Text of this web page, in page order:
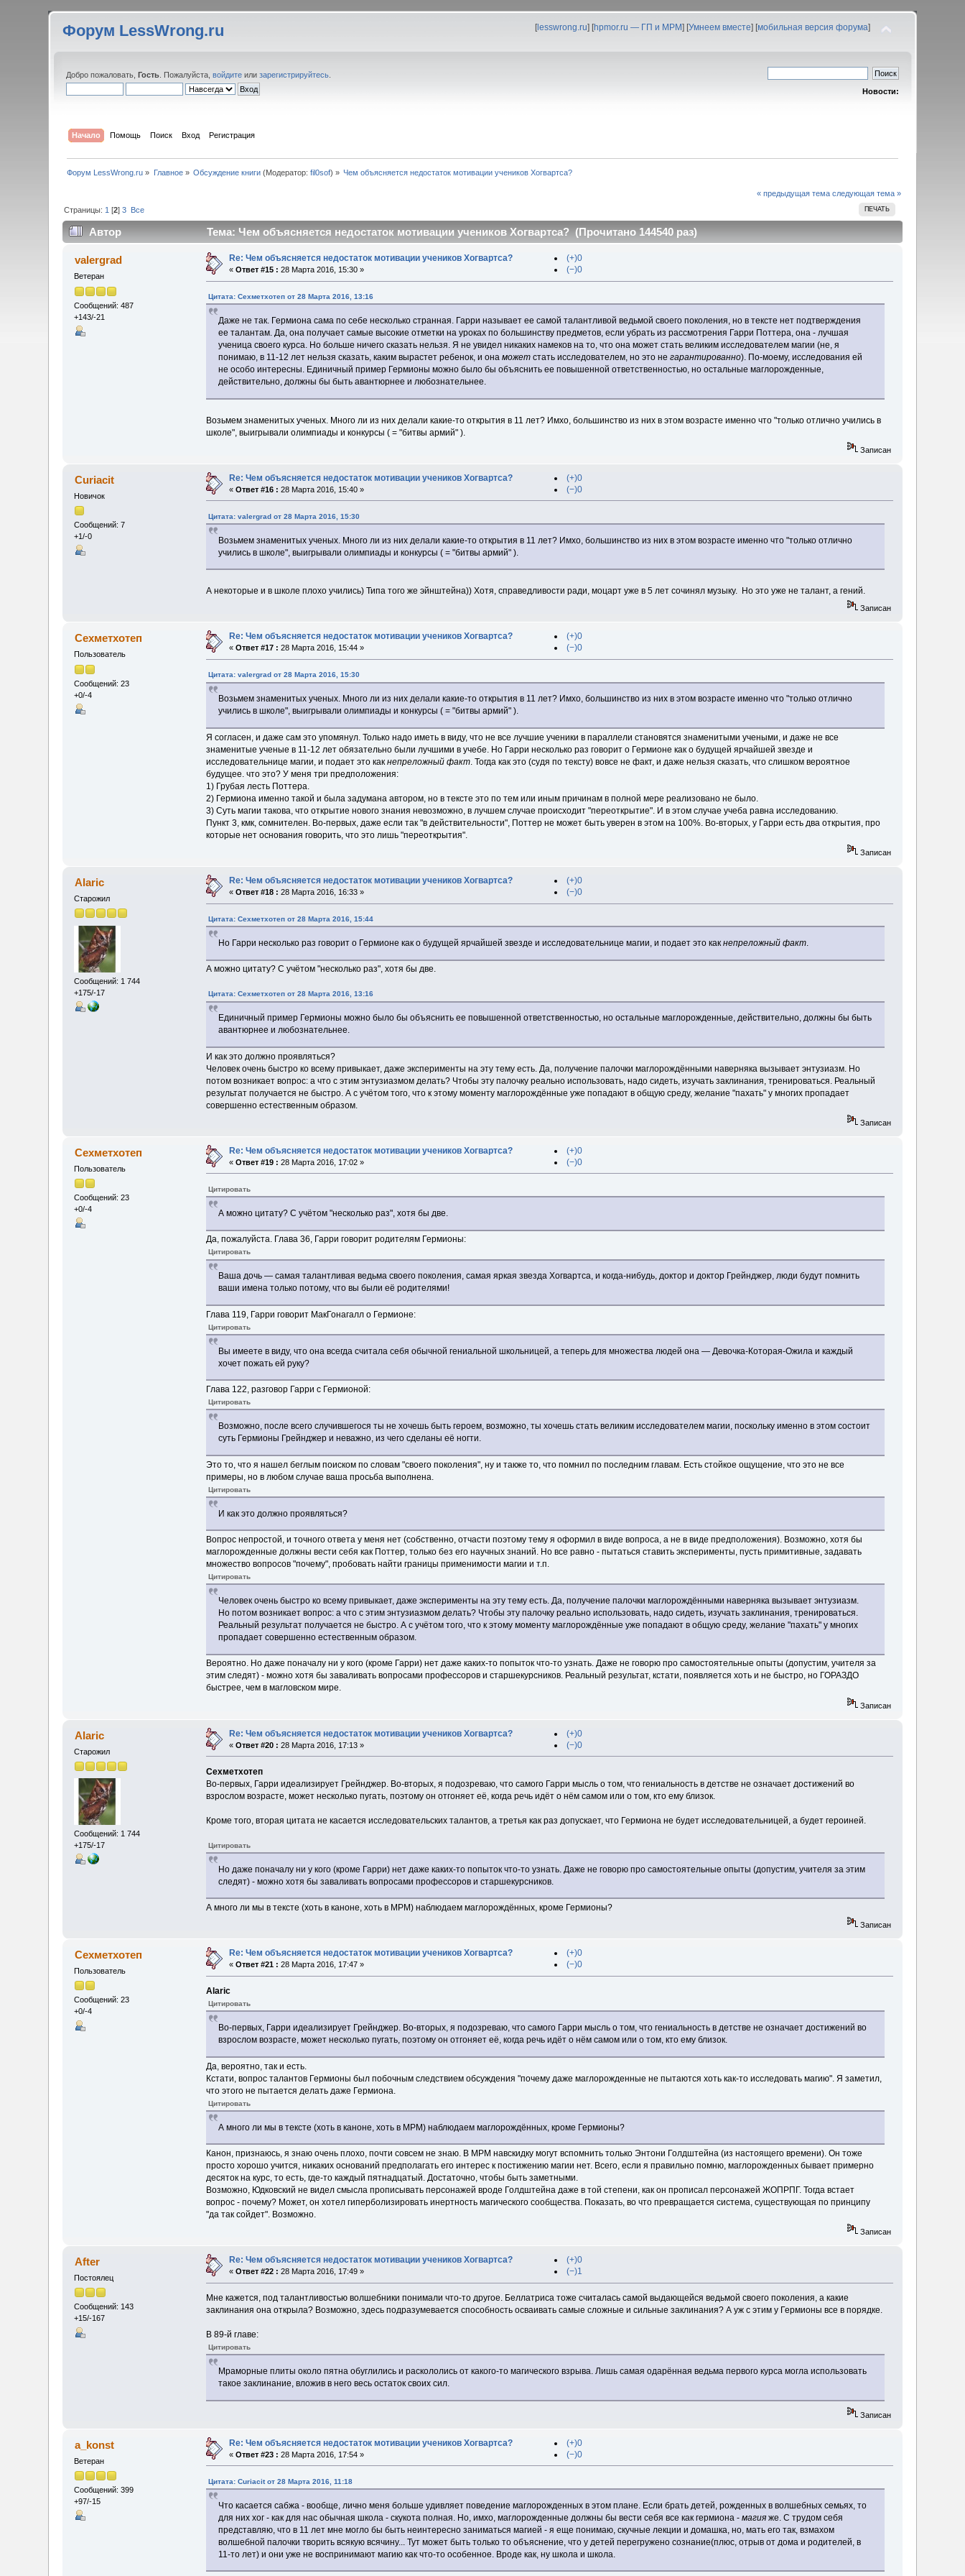
Форум LessWrong.ru [lesswrong.ru] [hpmor.ru — ГП и МРМ] [Умнеем вместе] [мобильная версия форума]
Добро пожаловать,Гость . Пожалуйста,войдите илизарегистрируйтесь
Новости:
Начало Помощь Поиск Вход Регистрация
Форум LessWrong.ru » Главное» Обсуждение книги (Модератор:fil0sof) » Чем объясняется недостаток мотивации учеников Хогвартса?
« предыдущая тема следующая тема »
ПЕЧАТЬ
Страницы: 1 [2]3 Все
Автор Тема: Чем объясняется недостаток мотивации учеников Хогвартса? (Прочитано 144540 раз)
valergrad
Ветеран
Сообщений: 487
+143/-21
Re: Чем объясняется недостаток мотивации учеников Хогвартса?
«Ответ #15 : 28 Марта 2016, 15:30 »
(+)0
(−)0
Цитата: Сехметхотеп от 28 Марта 2016, 13:16
Даже не так. Гермиона сама по себе несколько странная. Гарри называет ее самой талантливой ведьмой своего поколения, но в тексте нет подтверждения
ее талантам. Да, она получает самые высокие отметки на уроках по большинству предметов, если убрать из рассмотрения Гарри Поттера, она - лучшая
ученица своего курса. Но больше ничего сказать нельзя. Я не увидел никаких намеков на то, что она может стать великим исследователем магии (не, я
понимаю, в 11-12 лет нельзя сказать, каким вырастет ребенок, и онаможет стать исследователем, но это негарантированно). По-моему, исследования ей
не особо интересны. Единичный пример Гермионы можно было бы объяснить ее повышенной ответственностью, но остальные маглорожденные,
действительно, должны бы быть авантюрнее и любознательнее.
Возьмем знаменитых ученых. Много ли из них делали какие-то открытия в 11 лет? Имхо, большинство из них в этом возрасте именно что "только отлично учились в
школе", выигрывали олимпиады и конкурсы ( = "битвы армий" ).
Записан
Curiacit
Новичок
Сообщений: 7
+1/-0
Re: Чем объясняется недостаток мотивации учеников Хогвартса?
«Ответ #16 : 28 Марта 2016, 15:40 »
(+)0
(−)0
Цитата: valergrad от 28 Марта 2016, 15:30
Возьмем знаменитых ученых. Много ли из них делали какие-то открытия в 11 лет? Имхо, большинство из них в этом возрасте именно что "только отлично
учились в школе", выигрывали олимпиады и конкурсы ( = "битвы армий" ).
А некоторые и в школе плохо учились) Типа того же эйнштейна)) Хотя, справедливости ради, моцарт уже в 5 лет сочинял музыку. Но это уже не талант, а гений.
Записан
Сехметхотеп
Пользователь
Сообщений: 23
+0/-4
Re: Чем объясняется недостаток мотивации учеников Хогвартса?
«Ответ #17 : 28 Марта 2016, 15:44 »
(+)0
(−)0
Цитата: valergrad от 28 Марта 2016, 15:30
Возьмем знаменитых ученых. Много ли из них делали какие-то открытия в 11 лет? Имхо, большинство из них в этом возрасте именно что "только отлично
учились в школе", выигрывали олимпиады и конкурсы ( = "битвы армий" ).
Я согласен, и даже сам это упомянул. Только надо иметь в виду, что не все лучшие ученики в параллели становятся знаменитыми учеными, и даже не все
знаменитые ученые в 11-12 лет обязательно были лучшими в учебе. Но Гарри несколько раз говорит о Гермионе как о будущей ярчайшей звезде и
исследовательнице магии, и подает это как непреложный факт. Тогда как это (судя по тексту) вовсе не факт, и даже нельзя сказать, что слишком вероятное
будущее. что это? У меня три предположения:
1) Грубая лесть Поттера.
2) Гермиона именно такой и была задумана автором, но в тексте это по тем или иным причинам в полной мере реализовано не было.
3) Суть магии такова, что открытие нового знания невозможно, в лучшем случае происходит "переоткрытие". И в этом случае учеба равна исследованию.
Пункт 3, кмк, сомнителен. Во-первых, даже если так "в действительности", Поттер не может быть уверен в этом на 100%. Во-вторых, у Гарри есть два открытия, про
которые нет основания говорить, что это лишь "переоткрытия".
Записан
Alaric
Старожил
Сообщений: 1 744
+175/-17
Re: Чем объясняется недостаток мотивации учеников Хогвартса?
«Ответ #18 : 28 Марта 2016, 16:33 »
(+)0
(−)0
Цитата: Сехметхотеп от 28 Марта 2016, 15:44
Но Гарри несколько раз говорит о Гермионе как о будущей ярчайшей звезде и исследовательнице магии, и подает это какнепреложный факт.
А можно цитату? С учётом "несколько раз", хотя бы две.
Цитата: Сехметхотеп от 28 Марта 2016, 13:16
Единичный пример Гермионы можно было бы объяснить ее повышенной ответственностью, но остальные маглорожденные, действительно, должны бы быть
авантюрнее и любознательнее.
И как это должно проявляться?
Человек очень быстро ко всему привыкает, даже эксперименты на эту тему есть. Да, получение палочки маглорождёнными наверняка вызывает энтузиазм. Но
потом возникает вопрос: а что с этим энтузиазмом делать? Чтобы эту палочку реально использовать, надо сидеть, изучать заклинания, тренироваться. Реальный
результат получается не быстро. А с учётом того, что к этому моменту маглорождённые уже попадают в общую среду, желание "пахать" у многих пропадает
совершенно естественным образом.
Записан
Сехметхотеп
Пользователь
Сообщений: 23
+0/-4
Re: Чем объясняется недостаток мотивации учеников Хогвартса?
«Ответ #19 : 28 Марта 2016, 17:02 »
(+)0
(−)0
Цитировать
А можно цитату? С учётом "несколько раз", хотя бы две.
Да, пожалуйста. Глава 36, Гарри говорит родителям Гермионы:
Цитировать
Ваша дочь — самая талантливая ведьма своего поколения, самая яркая звезда Хогвартса, и когда-нибудь, доктор и доктор Грейнджер, люди будут помнить
ваши имена только потому, что вы были её родителями!
Глава 119, Гарри говорит МакГонагалл о Гермионе:
Цитировать
Вы имеете в виду, что она всегда считала себя обычной гениальной школьницей, а теперь для множества людей она — Девочка-Которая-Ожила и каждый
хочет пожать ей руку?
Глава 122, разговор Гарри с Гермионой:
Цитировать
Возможно, после всего случившегося ты не хочешь быть героем, возможно, ты хочешь стать великим исследователем магии, поскольку именно в этом состоит
суть Гермионы Грейнджер и неважно, из чего сделаны её ногти.
Это то, что я нашел беглым поиском по словам "своего поколения", ну и также то, что помнил по последним главам. Есть стойкое ощущение, что это не все
примеры, но в любом случае ваша просьба выполнена.
Цитировать
И как это должно проявляться?
Вопрос непростой, и точного ответа у меня нет (собственно, отчасти поэтому тему я оформил в виде вопроса, а не в виде предположения). Возможно, хотя бы
маглорожденные должны вести себя как Поттер, только без его научных знаний. Но все равно - пытаться ставить эксперименты, пусть примитивные, задавать
множество вопросов "почему", пробовать найти границы применимости магии и т.п.
Цитировать
Человек очень быстро ко всему привыкает, даже эксперименты на эту тему есть. Да, получение палочки маглорождёнными наверняка вызывает энтузиазм.
Но потом возникает вопрос: а что с этим энтузиазмом делать? Чтобы эту палочку реально использовать, надо сидеть, изучать заклинания, тренироваться.
Реальный результат получается не быстро. А с учётом того, что к этому моменту маглорождённые уже попадают в общую среду, желание "пахать" у многих
пропадает совершенно естественным образом.
Вероятно. Но даже поначалу ни у кого (кроме Гарри) нет даже каких-то попыток что-то узнать. Даже не говорю про самостоятельные опыты (допустим, учителя за
этим следят) - можно хотя бы заваливать вопросами профессоров и старшекурсников. Реальный результат, кстати, появляется хоть и не быстро, но ГОРАЗДО
быстрее, чем в магловском мире.
Записан
Alaric
Старожил
Сообщений: 1 744
+175/-17
Re: Чем объясняется недостаток мотивации учеников Хогвартса?
«Ответ #20 : 28 Марта 2016, 17:13 »
(+)0
(−)0
Сехметхотеп
Во-первых, Гарри идеализирует Грейнджер. Во-вторых, я подозреваю, что самого Гарри мысль о том, что гениальность в детстве не означает достижений во
взрослом возрасте, может несколько пугать, поэтому он отгоняет её, когда речь идёт о нём самом или о том, кто ему близок.
Кроме того, вторая цитата не касается исследовательских талантов, а третья как раз допускает, что Гермиона не будет исследовательницей, а будет героиней.
Цитировать
Но даже поначалу ни у кого (кроме Гарри) нет даже каких-то попыток что-то узнать. Даже не говорю про самостоятельные опыты (допустим, учителя за этим
следят) - можно хотя бы заваливать вопросами профессоров и старшекурсников.
А много ли мы в тексте (хоть в каноне, хоть в МРМ) наблюдаем маглорождённых, кроме Гермионы?
Записан
Сехметхотеп
Пользователь
Сообщений: 23
+0/-4
Re: Чем объясняется недостаток мотивации учеников Хогвартса?
«Ответ #21 : 28 Марта 2016, 17:47 »
(+)0
(−)0
Alaric
Цитировать
Во-первых, Гарри идеализирует Грейнджер. Во-вторых, я подозреваю, что самого Гарри мысль о том, что гениальность в детстве не означает достижений во
взрослом возрасте, может несколько пугать, поэтому он отгоняет её, когда речь идёт о нём самом или о том, кто ему близок.
Да, вероятно, так и есть.
Кстати, вопрос талантов Гермионы был побочным следствием обсуждения "почему даже маглорожденные не пытаются хоть как-то исследовать магию". Я заметил,
что этого не пытается делать даже Гермиона.
Цитировать
А много ли мы в тексте (хоть в каноне, хоть в МРМ) наблюдаем маглорождённых, кроме Гермионы?
Канон, признаюсь, я знаю очень плохо, почти совсем не знаю. В МРМ навскидку могут вспомнить только Энтони Голдштейна (из настоящего времени). Он тоже
просто хорошо учится, никаких оснований предполагать его интерес к постижению магии нет. Всего, если я правильно помню, маглорожденных бывает примерно
десяток на курс, то есть, где-то каждый пятнадцатый. Достаточно, чтобы быть заметными.
Возможно, Юдковский не видел смысла прописывать персонажей вроде Голдштейна даже в той степени, как он прописал персонажей ЖОПРПГ. Тогда встает
вопрос - почему? Может, он хотел гиперболизировать инертность магического сообщества. Показать, во что превращается система, существующая по принципу
"да так сойдет". Возможно.
Записан
After
Постоялец
Сообщений: 143
+15/-167
Re: Чем объясняется недостаток мотивации учеников Хогвартса?
«Ответ #22 : 28 Марта 2016, 17:49 »
(+)0
(−)1
Мне кажется, под талантливостью волшебники понимали что-то другое. Беллатриса тоже считалась самой выдающейся ведьмой своего поколения, а какие
заклинания она открыла? Возможно, здесь подразумевается способность осваивать самые сложные и сильные заклинания? А уж с этим у Гермионы все в порядке.
В 89-й главе:
Цитировать
Мраморные плиты около пятна обуглились и раскололись от какого-то магического взрыва. Лишь самая одарённая ведьма первого курса могла использовать
такое заклинание, вложив в него весь остаток своих сил.
Записан
a_konst
Ветеран
Сообщений: 399
+97/-15
Re: Чем объясняется недостаток мотивации учеников Хогвартса?
«Ответ #23 : 28 Марта 2016, 17:54 »
(+)0
(−)0
Цитата: Curiacit от 28 Марта 2016, 11:18
Что касается сабжа - вообще, лично меня больше удивляет поведение маглорожденных в этом плане. Если брать детей, рожденных в волшебных семьях, то
для них хог - как для нас обычная школа - скукота полная. Но, имхо, маглорожденные должны бы вести себя все как гермиона -магия же. С трудом себя
представляю, что в 11 лет мне могло бы быть неинтересно заниматься магией - я еще понимаю, скучные лекции и домашка, но, мать его так, взмахом
волшебной палочки творить всякую всячину... Тут может быть только то объяснение, что у детей перегружено сознание(плюс, отрыв от дома и родителей, в
11-то лет) и они уже не воспринимают магию как что-то особенное. Вроде как, ну школа и школа.